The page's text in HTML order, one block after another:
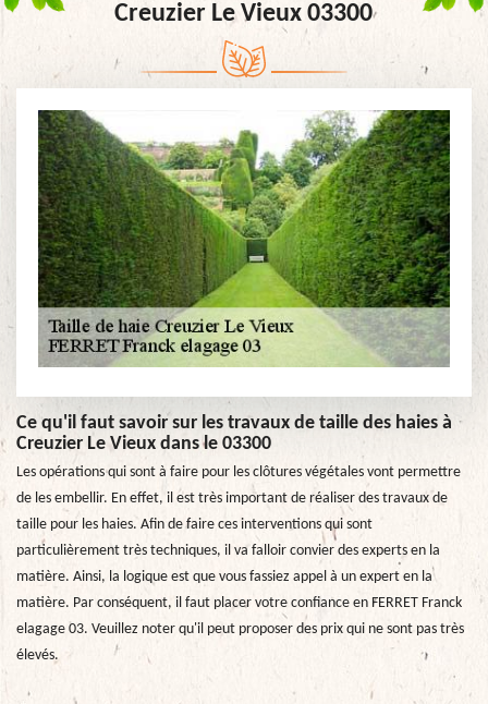
Creuzier Le Vieux 03300
Ce qu'il faut savoir sur les travaux de taille des haies à
Creuzier Le Vieux dans le 03300
Les opérations qui sont à faire pour les clôtures végétales vont permettre
de les embellir. En effet, il est très important de réaliser des travaux de
taille pour les haies. Afin de faire ces interventions qui sont
particulièrement très techniques, il va falloir convier des experts en la
matière. Ainsi, la logique est que vous fassiez appel à un expert en la
matière. Par conséquent, il faut placer votre confiance en FERRET Franck
elagage 03. Veuillez noter qu'il peut proposer des prix qui ne sont pas très
élevés.